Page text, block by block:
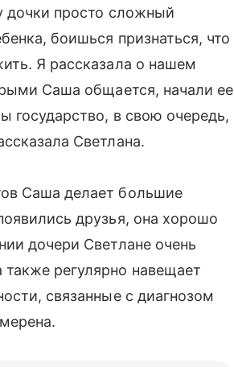
дочки просто сложный
боишься признаться, что
Я рассказала о нашем
Саша общается, начали ее
государство, в свою очередь,
Светлана.
Саша делает большие
друзья, она хорошо
дочери Светлане очень
регулярно навещает
связанные с диагнозом